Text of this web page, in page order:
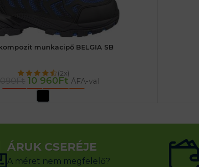
munkacipő BELGIA SB
(2x)
10 960Ft ÁFA-val
OPCIÓK VÁLASZTÁSA
ÁRUK CSERÉJE
A méret nem megfelelő?